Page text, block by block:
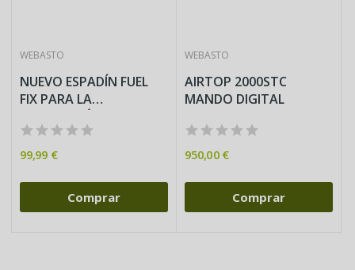
WEBASTO
NUEVO ESPADÍN FUEL
FIX PARA LA
99,99 €
Comprar
WEBASTO
AIRTOP 2000STC
MANDO DIGITAL
950,00 €
Comprar